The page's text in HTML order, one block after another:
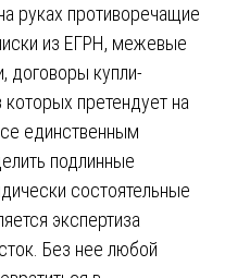
руках противоречащие
из ЕГРН, межевые
договоры купли-
претендует на
единственным
подлинные
состоятельные
экспертиза
Без нее любой